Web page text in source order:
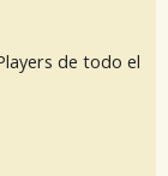
de todo el